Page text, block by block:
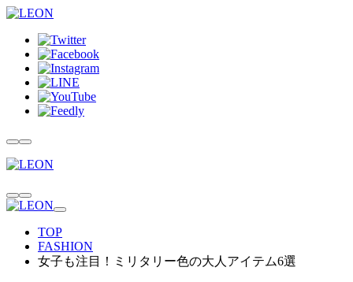
TOP
FASHION
女子も注目！ミリタリー色の大人アイテム6選